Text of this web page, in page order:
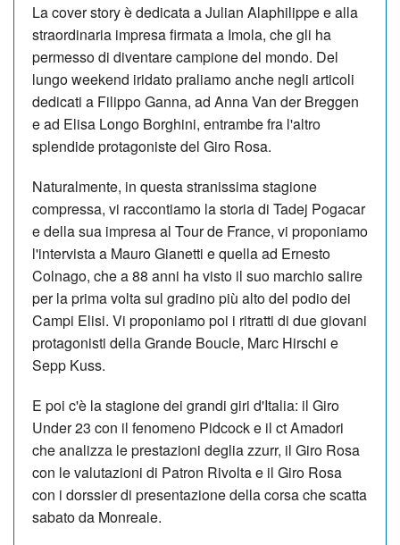
La cover story è dedicata a Julian Alaphilippe e alla
straordinaria impresa firmata a Imola, che gli ha
permesso di diventare campione del mondo. Del
lungo weekend iridato praliamo anche negli articoli
dedicati a Filippo Ganna, ad Anna Van der Breggen
e ad Elisa Longo Borghini, entrambe fra l'altro
splendide protagoniste del Giro Rosa.
Naturalmente, in questa stranissima stagione
compressa, vi raccontiamo la storia di Tadej Pogacar
e della sua impresa al Tour de France, vi proponiamo
l'intervista a Mauro Gianetti e quella ad Ernesto
Colnago, che a 88 anni ha visto il suo marchio salire
per la prima volta sul gradino più alto del podio dei
Campi Elisi. Vi proponiamo poi i ritratti di due giovani
protagonisti della Grande Boucle, Marc Hirschi e
Sepp Kuss.
E poi c'è la stagione dei grandi giri d'Italia: il Giro
Under 23 con il fenomeno Pidcock e il ct Amadori
che analizza le prestazioni deglia zzurr, il Giro Rosa
con le valutazioni di Patron Rivolta e il Giro Rosa
con i dorssier di presentazione della corsa che scatta
sabato da Monreale.